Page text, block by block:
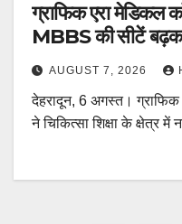
ग्राफिक एरा मेडिकल
MBBS की सीटें
AUGUST 7, 2026
देहरादून, 6 अगस्त।
ने चिकित्सा शिक्षा के क्षेत्र